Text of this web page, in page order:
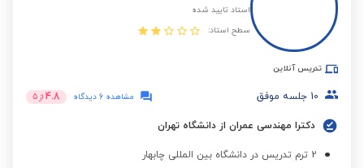
استاد تایید شده
سطح استاد:
تدریس آنلاین
10 جلسه موفق مشاهده 6 دیدگاه 4.8 از 5
دکترا مهندسی عمران از دانشگاه تهران
2 ترم تدریس در دانشگاه بین المللی چابهار